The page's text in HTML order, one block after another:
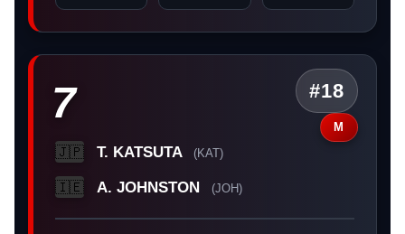
7 #18
M
🇯🇵 T. KATSUTA (KAT)
🇮🇪 A. JOHNSTON (JOH)